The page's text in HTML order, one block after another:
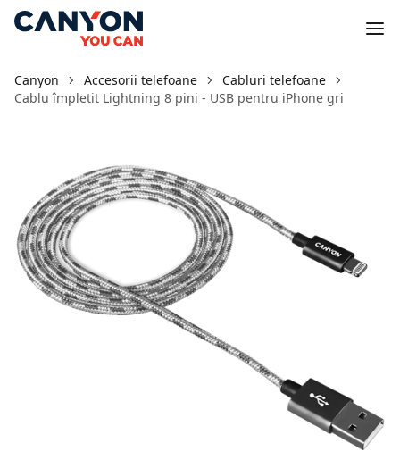
Canyon Accesorii telefoane
Cabluri telefoane
Cablu împletit Lightning 8 pini - USB pentru iPhone gri